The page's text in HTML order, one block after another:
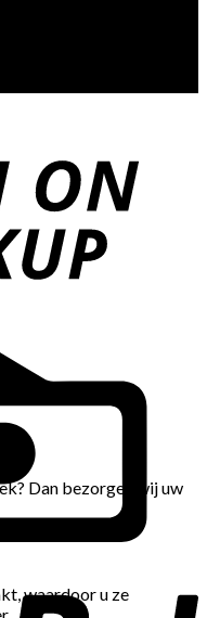
Dan bezorgen wij uw
waardoor u ze